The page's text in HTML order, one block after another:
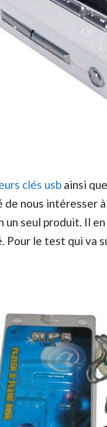
clés usbainsi
de nous intéresser
seul produit. Il
Pour le test qui va